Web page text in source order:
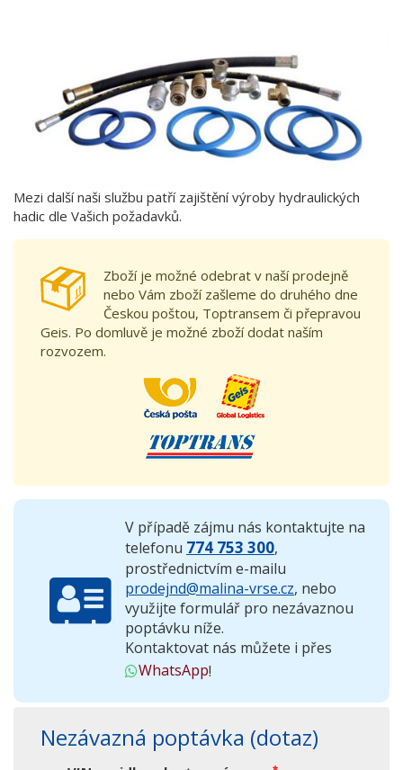
Mezi další naši službu patří zajištění výroby hydraulických
hadic dle Vašich požadavků.
Zboží je možné odebrat v naší prodejně
nebo Vám zboží zašleme do druhého dne
Českou poštou, Toptransem či přepravou
Geis. Po domluvě je možné zboží dodat naším
rozvozem.
V případě zájmu nás kontaktujte na
telefonu 774 753 300,
prostřednictvím e-mailu
prodejnd@malina-vrse.cz, nebo
využijte formulář pro nezávaznou
poptávku níže.
Kontaktovat nás můžete i přes
WhatsApp!
Nezávazná poptávka (dotaz)